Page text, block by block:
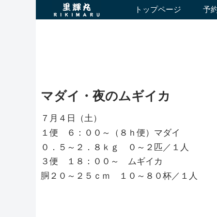
トップページ 予
マダイ・夜のムギイカ
７月４日（土）
１便 ６：００～（８ｈ便）マダイ
０．５～２．８ｋｇ ０～２匹／１人
３便 １８：００～ ムギイカ
胴２０～２５ｃｍ １０～８０杯／１人